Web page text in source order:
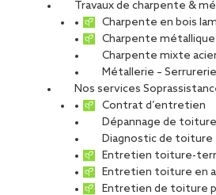
Travaux de charpente &
Charpente en bois
Charpente métallique
Charpente mixte
Métallerie – Serrurerie
Nos services
Contrat d’entretien
Dépannage de
Diagnostic de toiture
Entretien toiture-
Entretien toiture en
Entretien de toiture